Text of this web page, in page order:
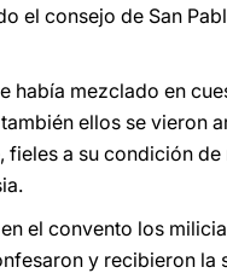
el consejo de San
mezclado en
ellos se vieron
a su condición
el convento los
y recibieron